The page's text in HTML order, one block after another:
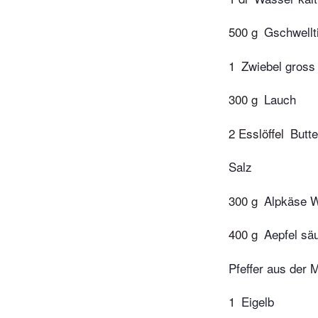
500 g Gschwellti
1 Zwiebel gross
300 g Lauch
2 Esslöffel
Salz
300 g Alpkäse
400 g Aepfel
Pfeffer aus der
1 Eigelb